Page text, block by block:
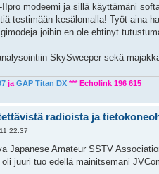
modeemi ja sillä käyttämäni
testimään kesälomalla! Työt aina
joihin en ole ehtinyt
SkySweeper sekä
ja GAP Titan DX *** Echolink 196 615
radioista ja
22:37
Japanese Amateur SSTV
juuri tuo edellä mainitsemani